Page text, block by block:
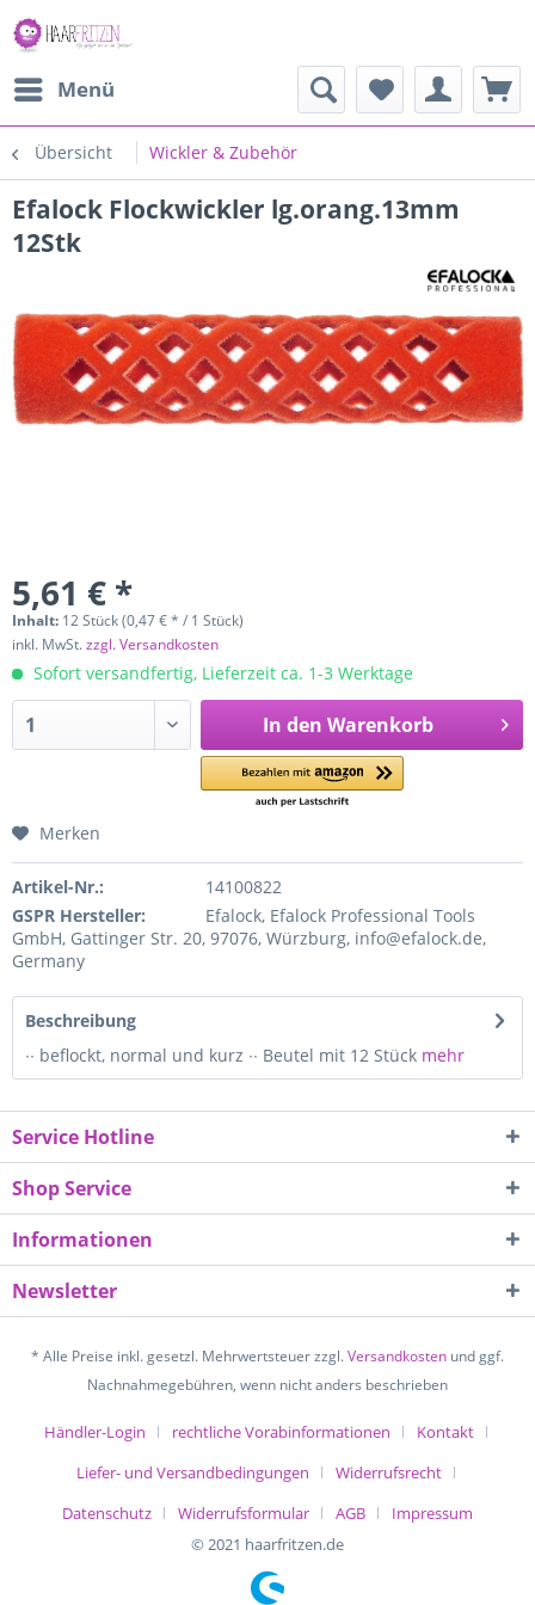
Menü
Übersicht Wickler & Zubehör
Efalock Flockwickler lg.orang.13mm
12Stk
5,61 € *
Inhalt: 12 Stück (0,47 € * / 1 Stück)
inkl. MwSt.zzgl. Versandkosten
Sofort versandfertig, Lieferzeit ca. 1-3 Werktage
In den Warenkorb
Merken
Artikel-Nr.:
14100822
GSPR Hersteller:
Efalock, Efalock Professional Tools
GmbH, Gattinger Str. 20, 97076, Würzburg, info@efalock.de,
Germany
Beschreibung
∙∙ beflockt, normal und kurz ∙∙ Beutel mit 12 Stück mehr
Service Hotline
Shop Service
Informationen
Newsletter
* Alle Preise inkl. gesetzl. Mehrwertsteuer zzgl.Versandkosten und ggf.
Nachnahmegebühren, wenn nicht anders beschrieben
Händler-Login rechtliche Vorabinformationen
Kontakt
Liefer- und Versandbedingungen
Widerrufsrecht
Datenschutz
Widerrufsformular AGB
Impressum
© 2021 haarfritzen.de